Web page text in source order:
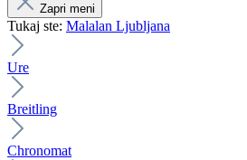
Zapri meni
Tukaj ste: Malalan Ljubljana
Ure
Breitling
Chronomat